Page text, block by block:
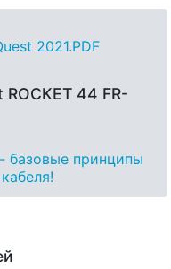
2021.PDF
44 FR-
базовые принципы